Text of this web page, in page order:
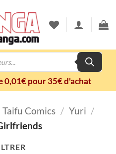
0,01€ pour 35€ d'achat
Taifu Comics / Yuri /